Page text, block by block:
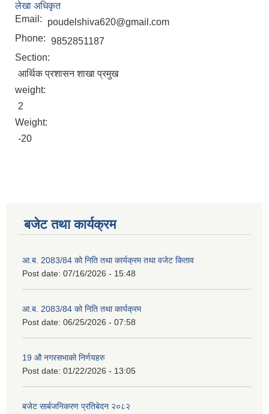
लेखा अधिकृत
Email:
poudelshiva620@gmail.com
Phone: 9852851187
Section:
आर्थिक प्रशासन शाखा प्रमुख
weight:
2
Weight:
-20
बजेट तथा कार्यक्रम
आ.ब. 2083/84 को निति तथा कार्यक्रम तथा वजेट किताव
Post date: 07/16/2026 - 15:48
आ.ब. 2083/84 को निति तथा कार्यक्रम
Post date: 06/25/2026 - 07:58
19 औ नगरसभाको निर्णयहरु
Post date: 01/22/2026 - 13:05
बजेट सार्बजनिकरण प्रतिबेदन २०८२